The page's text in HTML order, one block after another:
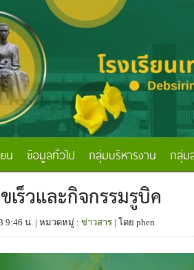
น ข้อมูลทั่วไป กลุ่มบริหารงาน กลุ่ม
เร็วและกิจกรรมรูบิค
9:46 น. | หมวดหมู่ : ข่าวสาร | โดย phen